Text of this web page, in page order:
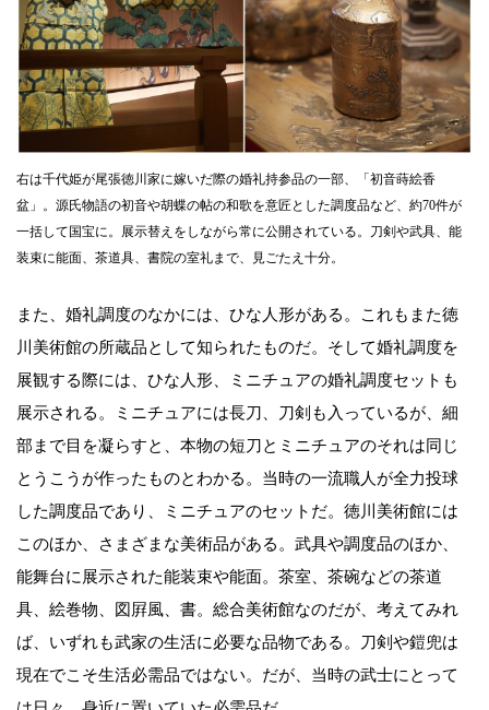
右は千代姫が尾張徳川家に嫁いだ際の婚礼持参品の一部、「初音蒔絵香
盆」。源氏物語の初音や胡蝶の帖の和歌を意匠とした調度品など、約70件が
一括して国宝に。展示替えをしながら常に公開されている。刀剣や武具、能
装束に能面、茶道具、書院の室礼まで、見ごたえ十分。
また、婚礼調度のなかには、ひな人形がある。これもまた徳
川美術館の所蔵品として知られたものだ。そして婚礼調度を
展観する際には、ひな人形、ミニチュアの婚礼調度セットも
展示される。ミニチュアには長刀、刀剣も入っているが、細
部まで目を凝らすと、本物の短刀とミニチュアのそれは同じ
とうこうが作ったものとわかる。当時の一流職人が全力投球
した調度品であり、ミニチュアのセットだ。徳川美術館には
このほか、さまざまな美術品がある。武具や調度品のほか、
能舞台に展示された能装束や能面。茶室、茶碗などの茶道
具、絵巻物、図屛風、書。総合美術館なのだが、考えてみれ
ば、いずれも武家の生活に必要な品物である。刀剣や鎧兜は
現在でこそ生活必需品ではない。だが、当時の武士にとって